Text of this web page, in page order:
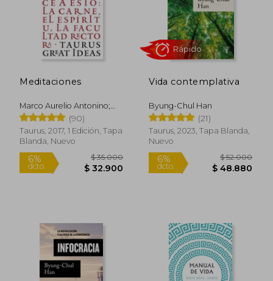
Meditaciones
Marco Aurelio Antonino;
Marco Aurelio(90)
Taurus, 2017, 1 Edición, Tapa
Blanda, Nuevo
6% $ 35.000
$ 32.900
Vida contemplativa
Byung-Chul Han
(21)
Taurus, 2023, Tapa Blanda,
Nuevo
6%
dcto.
Rápido